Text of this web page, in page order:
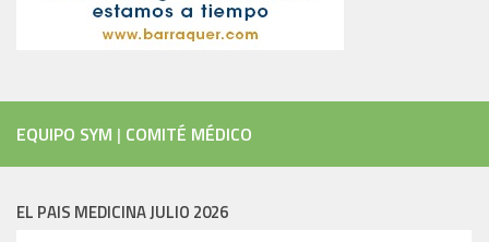
EQUIPO SYM | COMITÉ MÉDICO
EL PAIS MEDICINA JULIO 2026